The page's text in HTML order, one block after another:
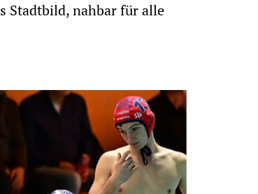
Stadtbild, nahbar für alle